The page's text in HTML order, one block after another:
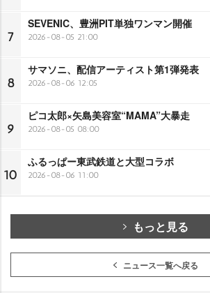
7
SEVENIC、豊洲PIT単独ワンマン開催
2026-08-05 21:00
8
サマソニ、配信アーティスト第1弾発表
2026-08-06 12:05
9
ピコ太郎×矢島美容室“MAMA”大暴走
2026-08-05 08:00
10
ふるっぱー東武鉄道と大型コラボ
2026-08-06 11:00
もっと見る
ニュース一覧へ戻る